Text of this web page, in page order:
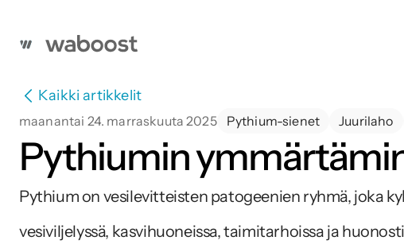
Kaikki artikkelit
maanantai 24. marraskuuta 2025 Pythium-sienet Juurilaho
Pythiumin
Pythium on vesilevitteisten patogeenien ryhmä, joka
vesiviljelyssä, kasvihuoneissa, taimitarhoissa ja